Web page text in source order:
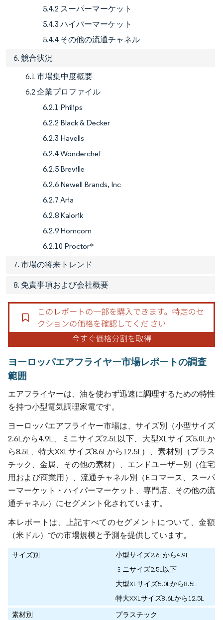
5.4.2 スーパーマーケット
5.4.3 ハイパーマーケット
5.4.4 その他の流通チャネル
6. 競合状況
6.1 市場集中度概要
6.2 企業プロファイル
6.2.1 Philips
6.2.2 Black & Decker
6.2.3 Havells
6.2.4 Wonderchef
6.2.5 Breville
6.2.6 Newell Brands, Inc
6.2.7 Aria
6.2.8 Kalorik
6.2.9 Homcom
6.2.10 Proctor*
7. 市場の将来トレンド
8. 免責事項および会社概要
ヨーロッパエアフライヤー市場レポートの調査
範囲
エアフライヤーは、油を使わず迅速に調理するための特性
を持つ小型電気調理家電です。
ヨーロッパエアフライヤー市場は、サイズ別（小型サイズ
2.6Lから4.9L、ミニサイズ2.5L以下、大型XLサイズ5.0Lか
ら8.5L、特大XXLサイズ8.6Lから12.5L）、素材別（プラス
チック、金属、その他の素材）、エンドユーザー別（住宅
用および商業用）、流通チャネル別（Eコマース、スーパ
ーマーケット・ハイパーマーケット、専門店、その他の流
通チャネル）にセグメント化されています。
本レポートは、上記すべてのセグメントについて、金額
（米ドル）での市場規模と予測を提供しています。
サイズ別
小型サイズ2.6Lから4.9L
ミニサイズ2.5L以下
大型XLサイズ5.0Lから8.5L
特大XXLサイズ8.6Lから12.5L
素材別
プラスチック